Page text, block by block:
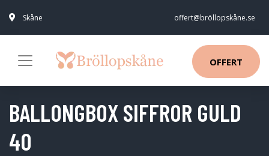
Skåne offert@bröllopskåne.se
OFFERT
BALLONGBOX SIFFROR GULD
40